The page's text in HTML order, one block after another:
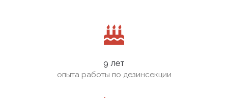
9 лет
опыта работы по дезинсекции